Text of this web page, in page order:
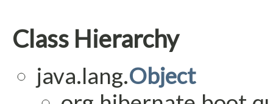
Class Hierarchy
java.lang.Object